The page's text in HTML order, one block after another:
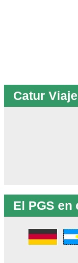
Catur
El PGS en